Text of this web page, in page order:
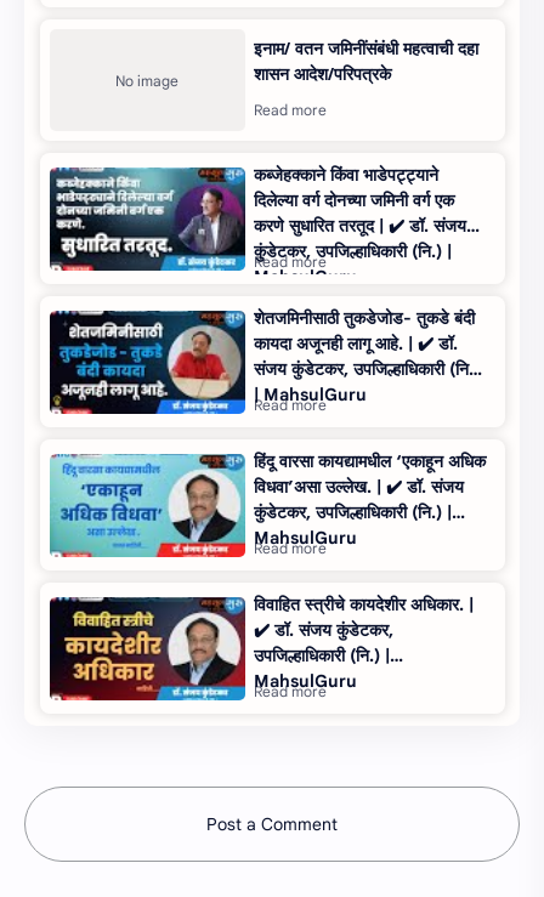
इनाम/ वतन जमिनींसंबंधी महत्‍वाची दहा
शासन आदेश/परिपत्रके
कब्जेहक्काने किंवा भाडेपट्ट्याने
दिलेल्या वर्ग दोनच्या जमिनी वर्ग एक
करणे सुधारित तरतूद | ✔️ डॉ. संजय
कुंडेटकर, उपजिल्हाधिकारी (नि.) |
MahsulGuru
शेतजमिनीसाठी तुकडेजोड- तुकडे बंदी
कायदा अजूनही लागू आहे. | ✔️ डॉ.
संजय कुंडेटकर, उपजिल्हाधिकारी (नि.)
| MahsulGuru
हिंदू वारसा कायद्यामधील ‘एकाहून अधिक
विधवा’असा उल्‍लेख. | ✔️ डॉ. संजय
कुंडेटकर, उपजिल्हाधिकारी (नि.) |
MahsulGuru
विवाहित स्त्रीचे कायदेशीर अधिकार. |
✔️ डॉ. संजय कुंडेटकर,
उपजिल्हाधिकारी (नि.) |
MahsulGuru
Post a Comment